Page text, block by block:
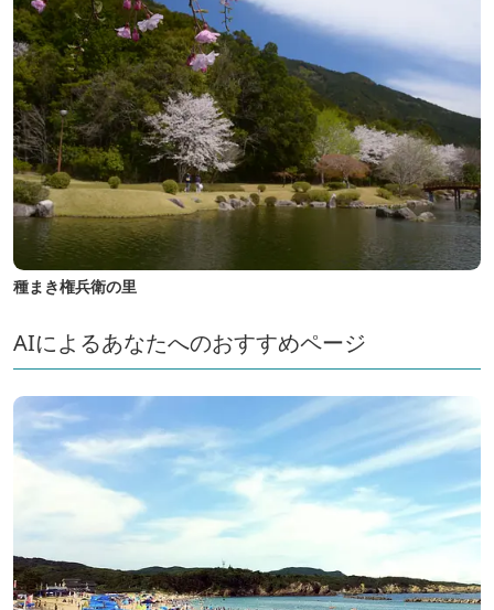
種まき権兵衛の里
AIによるあなたへのおすすめページ